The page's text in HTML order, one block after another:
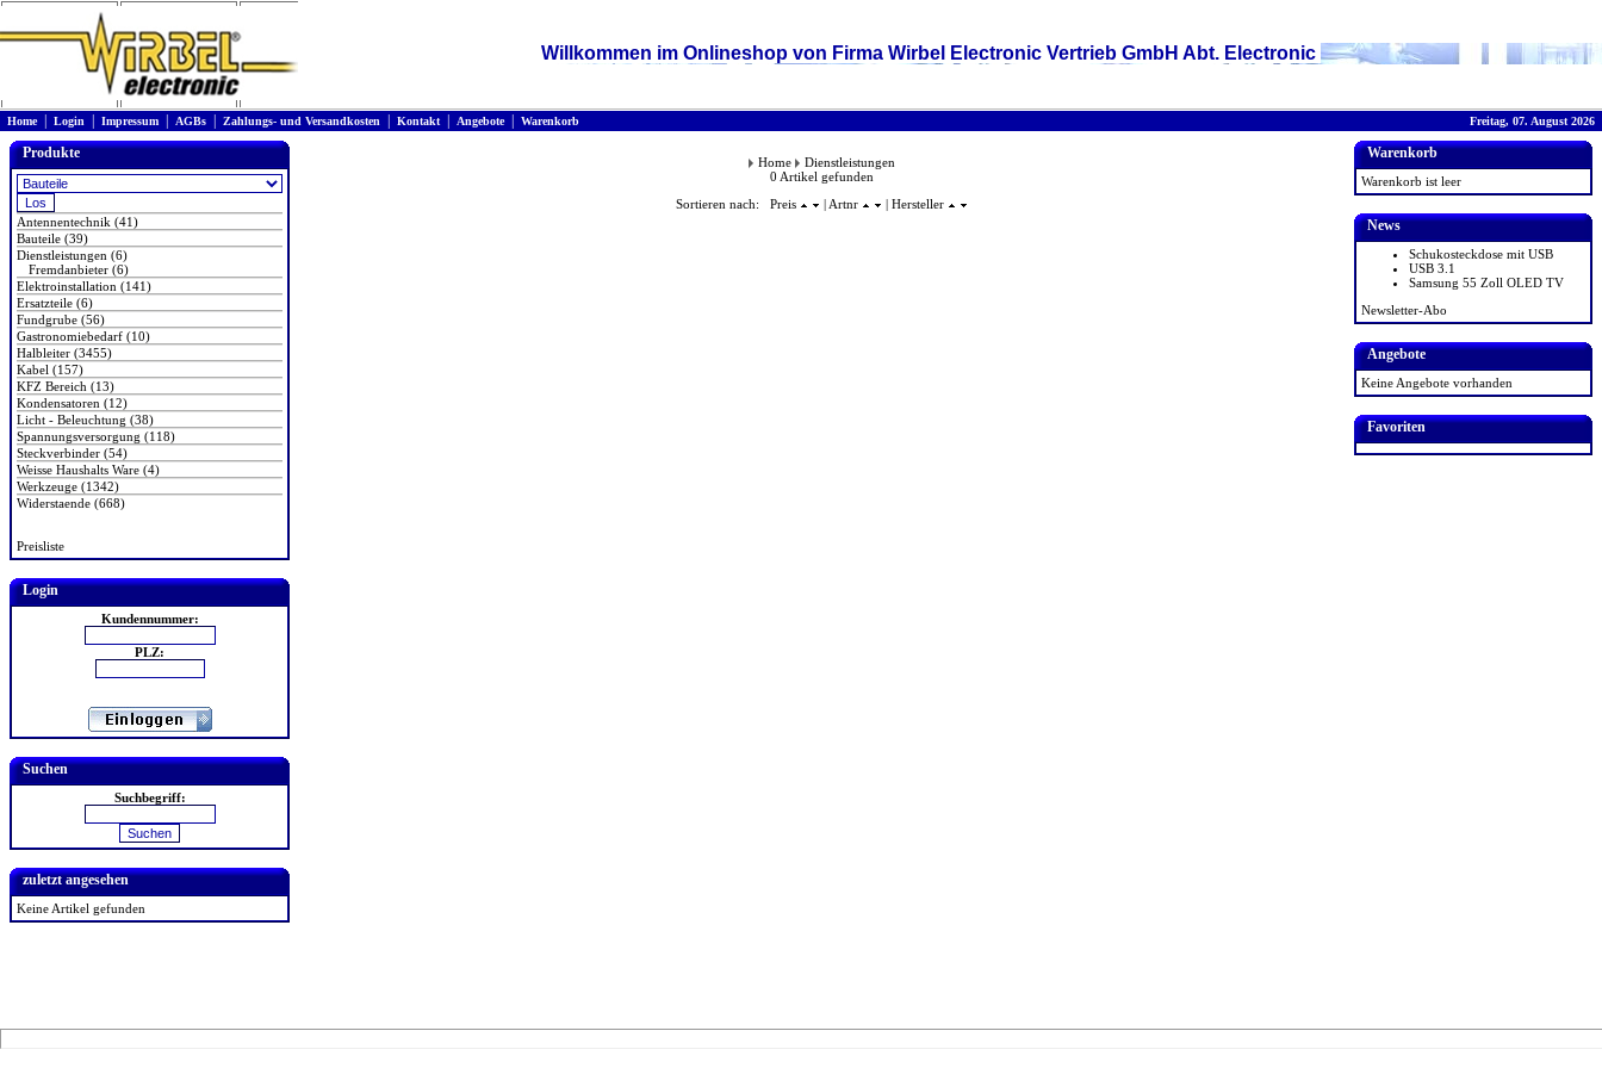
Willkommen im Onlineshop von Firma Wirbel Electronic Vertrieb GmbH Abt. Electronic
Home| Login Impressum AGBs Zahlungs- und Versandkosten Kontakt| Angebote| Warenkorb Freitag, 07. August 2026
Produkte
Antennentechnik (41)
Bauteile (39)
Dienstleistungen (6)
Fremdanbieter (6)
Elektroinstallation (141)
Ersatzteile (6)
Fundgrube (56)
Gastronomiebedarf (10)
Halbleiter (3455)
Kabel (157)
KFZ Bereich (13)
Kondensatoren (12)
Licht - Beleuchtung (38)
Spannungsversorgung (118)
Steckverbinder (54)
Weisse Haushalts Ware (4)
Werkzeuge (1342)
Widerstaende (668)
Preisliste
Login
Kundennummer:
PLZ:
Suchen
Suchbegriff:
zuletzt angesehen
Keine Artikel gefunden
Home
Dienstleistungen
0 Artikel gefunden
Sortieren nach: Preis
| Artnr | Hersteller
Warenkorb
Warenkorb ist leer
News
Schukosteckdose mit USB
USB 3.1
Samsung 55 Zoll OLED TV
Newsletter-Abo
Angebote
Keine Angebote vorhanden
Favoriten